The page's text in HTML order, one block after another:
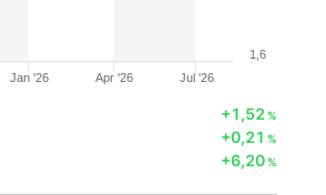
Jan '26 Apr '26 Jul '26
1,6
+1,52%
+0,21 %
+6,20%